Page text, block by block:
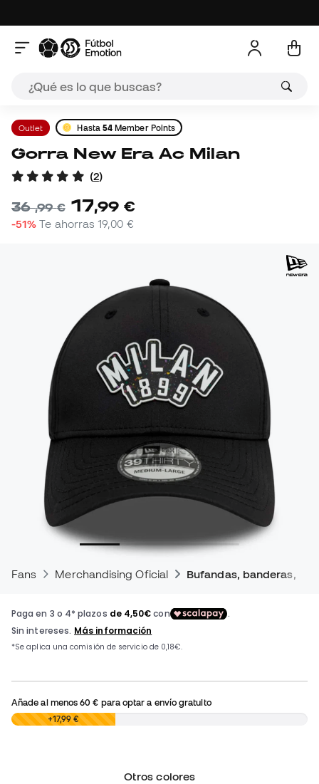
Outlet Hasta 54 Member Points
Gorra New Era Ac Milan
(2)
36,99 € 17,99 €
-51% Te ahorras19,00 €
Fans Merchandising Oficial Bufandas, banderas,
Añade al menos60 € para optar a envío gratuito
0,00 € +17,99 €
Otros colores